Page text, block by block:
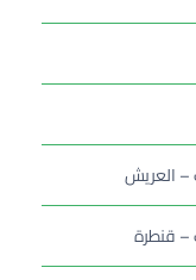
– العريش
– قنطرة